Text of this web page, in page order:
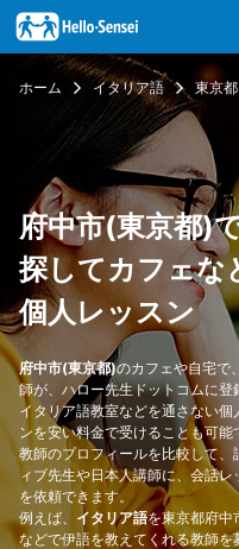
イ
ン
コ
ホーム イタリア語 東京都
府中市(東京都)
探してカフェな
個人レッスン
府中市(東京都)のカフェや自宅で
師が、ハロー先生ドットコムに登
イタリア語教室などを通さない
ンを安い料金で受けることも可能
教師のプロフィールを比較して
ィブ先生や日本人講師に、会話
を依頼できます。
例えば、 イタリア語を東京都府中
などで伊語を教えてくれる教師